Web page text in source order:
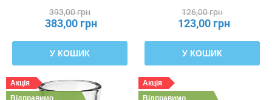
393,00 грн
383,00 грн
У КОШИК
126,00 грн
123,00 грн
У КОШИК
Акція
Відправимо
Акція
Відправимо